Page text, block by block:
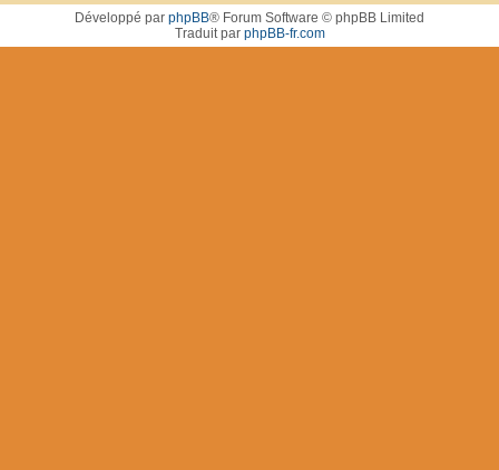
Développé par phpBB® Forum Software © phpBB Limited
Traduit par phpBB-fr.com